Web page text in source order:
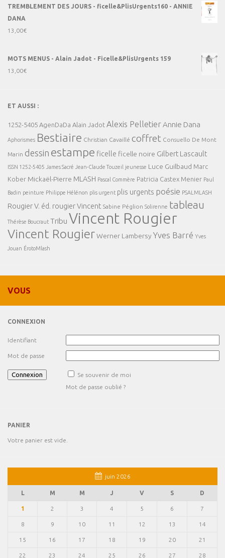
TREMBLEMENT DES JOURS - ficelle&PlisUrgents160 - ANNIE
DANA
13,00€
MOTS MENUS - Alain Jadot - Ficelle&PlisUrgents 159
13,00€
ET AUSSI :
1252-5405 AgenDaDa Alain Jadot Alexis PelletierAnnie Dana
Aphorismes Bestiaire Christian Cavaillé coffret Consuello De Mont
Marin dessin estampe ficelle ficelle noire Gilbert Lascault
ISSN 1252-5405 James Sacré Jean-Claude Touzeil jeunesse Luce Guilbaud Marc
Kober Mickaël-Pierre MLASH Pascal Commère Patricia Castex Menier Paul
Badin peinture Philippe Hélénon plis urgent plis urgents poésie PSALMLASH
Rougier V. éd. rougier Vincent Sabine Péglion Solirenne tableau
Thérèse Boucraut Tribu Vincent Rougier
Vincent RougierWerner Lambersy Yves Barré Yves
Jouan ÉrotoMlash
VOUS
CONNEXION
Identifiant
Mot de passe
Se souvenir de moi
Mot de passe oublié ?
PANIER
Votre panier est vide.
juin 2026
L M M J V S D
1 2 3 4 5 6 7
8 9 10 11 12 13 14
15 16 17 18 19 20 21
22 23 24 25 26 27 28